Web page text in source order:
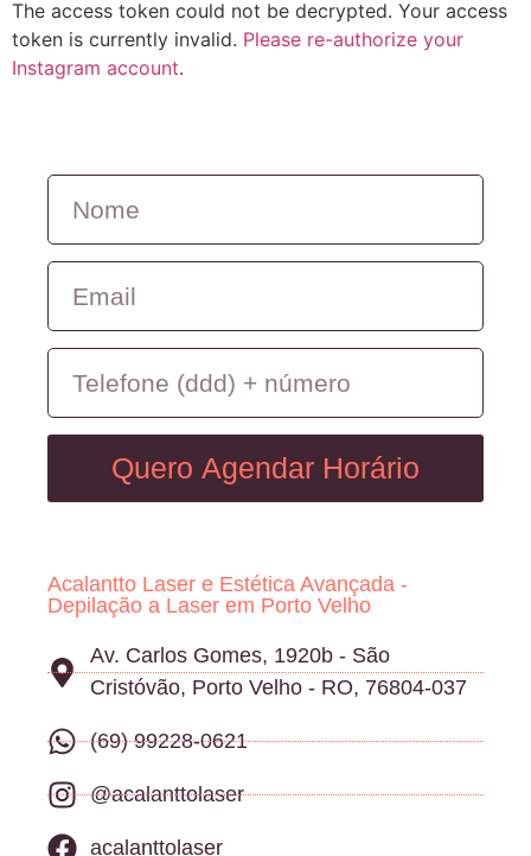
The access token could not be decrypted. Your access
token is currently invalid. Please re-authorize your
Instagram account.
Quero Agendar Horário
Acalantto Laser e Estética Avançada -
Depilação a Laser em Porto Velho
Av. Carlos Gomes, 1920b - São
Cristóvão, Porto Velho - RO, 76804-037
(69) 99228-0621
@acalanttolaser
acalanttolaser